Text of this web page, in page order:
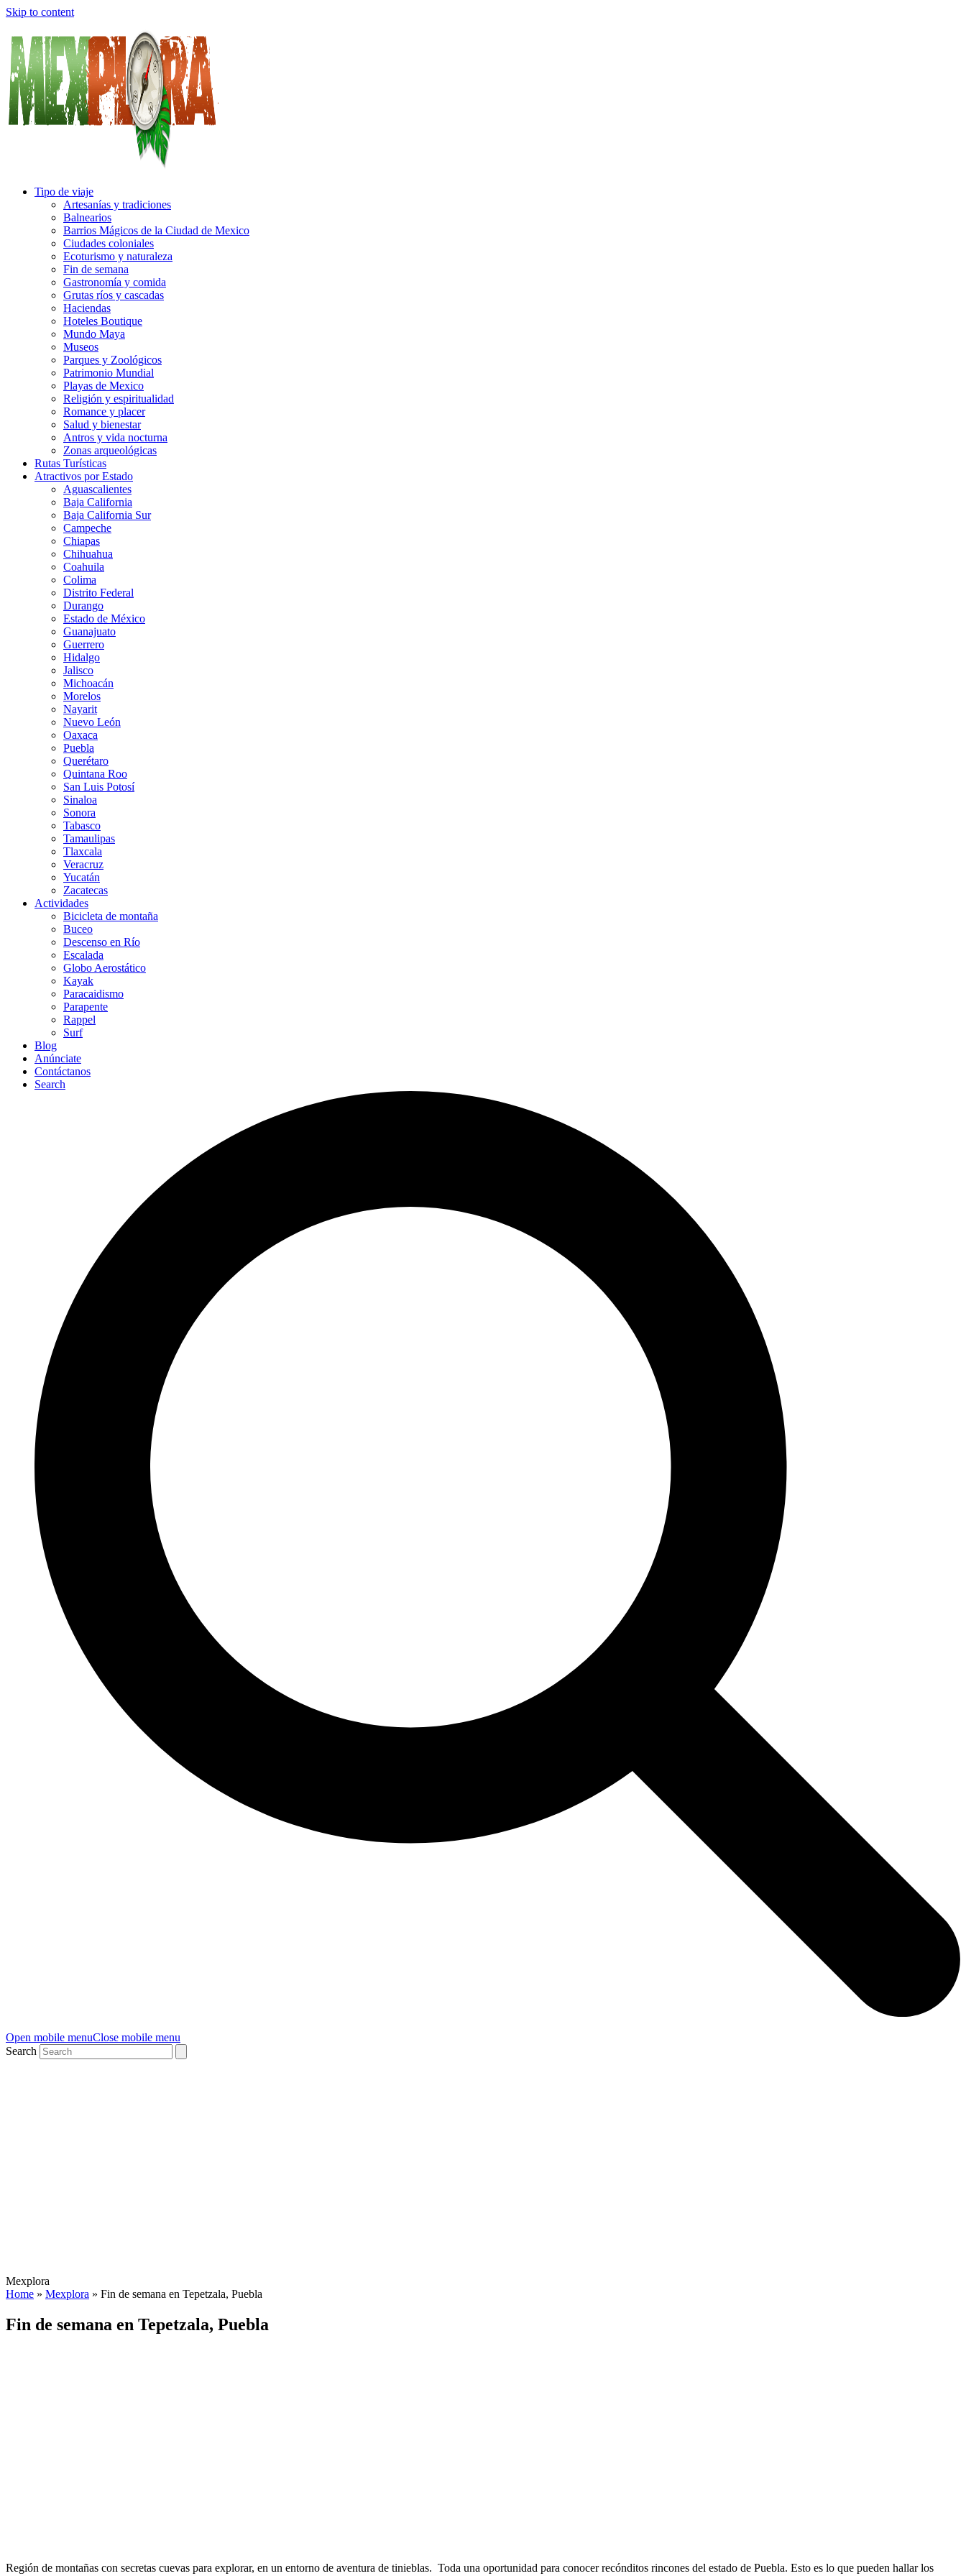
Skip to content
Tipo de viaje
Artesanías y tradiciones
Balnearios
Barrios Mágicos de la Ciudad de Mexico
Ciudades coloniales
Ecoturismo y naturaleza
Fin de semana
Gastronomía y comida
Grutas ríos y cascadas
Haciendas
Hoteles Boutique
Mundo Maya
Museos
Parques y Zoológicos
Patrimonio Mundial
Playas de Mexico
Religión y espiritualidad
Romance y placer
Salud y bienestar
Antros y vida nocturna
Zonas arqueológicas
Rutas Turísticas
Atractivos por Estado
Aguascalientes
Baja California
Baja California Sur
Campeche
Chiapas
Chihuahua
Coahuila
Colima
Distrito Federal
Durango
Estado de México
Guanajuato
Guerrero
Hidalgo
Jalisco
Michoacán
Morelos
Nayarit
Nuevo León
Oaxaca
Puebla
Querétaro
Quintana Roo
San Luis Potosí
Sinaloa
Sonora
Tabasco
Tamaulipas
Tlaxcala
Veracruz
Yucatán
Zacatecas
Actividades
Bicicleta de montaña
Buceo
Descenso en Río
Escalada
Globo Aerostático
Kayak
Paracaidismo
Parapente
Rappel
Surf
Blog
Anúnciate
Contáctanos
Search
Open mobile menuClose mobile menu
Search
Mexplora
Home » Mexplora » Fin de semana en Tepetzala, Puebla
Fin de semana en Tepetzala, Puebla
Región de montañas con secretas cuevas para explorar, en un entorno de aventura de tinieblas. Toda una oportunidad para conocer recónditos rincones del estado de Puebla. Esto es lo que pueden hallar los